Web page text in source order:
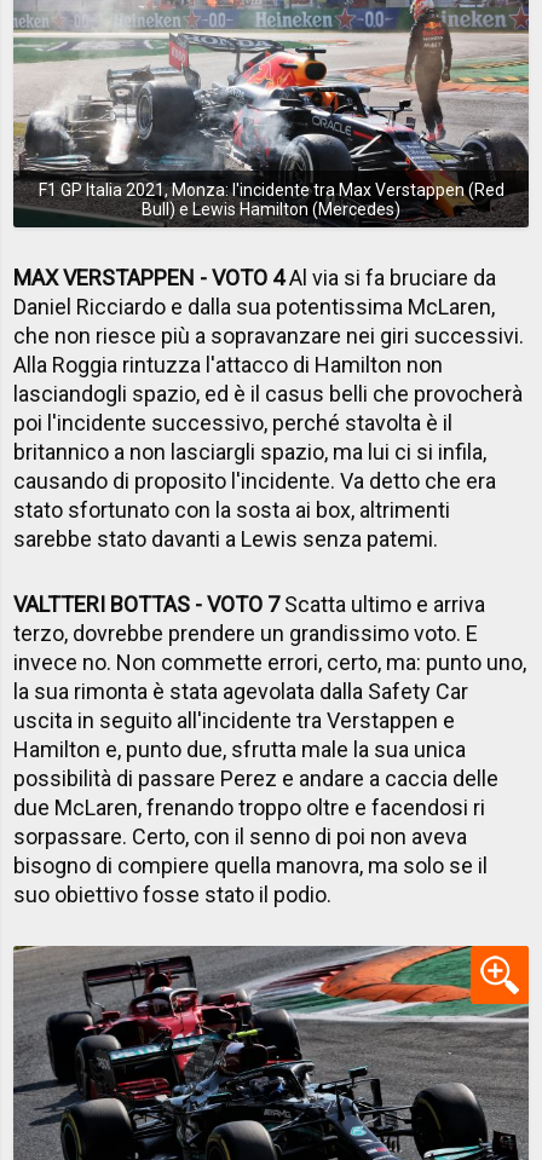
F1 GP Italia 2021, Monza: l'incidente tra Max Verstappen (Red
Bull) e Lewis Hamilton (Mercedes)
MAX VERSTAPPEN - VOTO 4Al via si fa bruciare da
Daniel Ricciardo e dalla sua potentissima McLaren,
che non riesce più a sopravanzare nei giri successivi.
Alla Roggia rintuzza l'attacco di Hamilton non
lasciandogli spazio, ed è il casus belli che provocherà
poi l'incidente successivo, perché stavolta è il
britannico a non lasciargli spazio, ma lui ci si infila,
causando di proposito l'incidente. Va detto che era
stato sfortunato con la sosta ai box, altrimenti
sarebbe stato davanti a Lewis senza patemi.
VALTTERI BOTTAS - VOTO 7Scatta ultimo e arriva
terzo, dovrebbe prendere un grandissimo voto. E
invece no. Non commette errori, certo, ma: punto uno,
la sua rimonta è stata agevolata dalla Safety Car
uscita in seguito all'incidente tra Verstappen e
Hamilton e, punto due, sfrutta male la sua unica
possibilità di passare Perez e andare a caccia delle
due McLaren, frenando troppo oltre e facendosi ri
sorpassare. Certo, con il senno di poi non aveva
bisogno di compiere quella manovra, ma solo se il
suo obiettivo fosse stato il podio.